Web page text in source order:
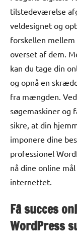
tilstedeværelse
veldesignet og
forskellen
overset af dem.
kan du tage din
og opnå en
fra mængden.
søgemaskiner og
sikre, at din
imponere dine
professionel
nå dine online
internettet.
Få succes
WordPress